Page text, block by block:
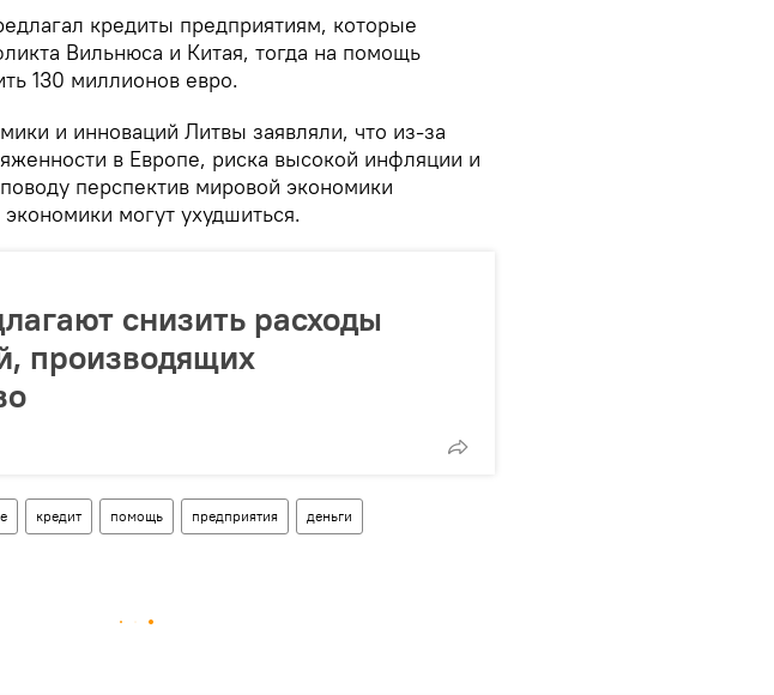
кредиты предприятиям, которые
Вильнюса и Китая, тогда на помощь
130 миллионов евро.
и инноваций Литвы заявляли, что из-за
в Европе, риска высокой инфляции и
перспектив мировой экономики
могут ухудшиться.
снизить расходы
производящих
кредит помощь предприятия деньги